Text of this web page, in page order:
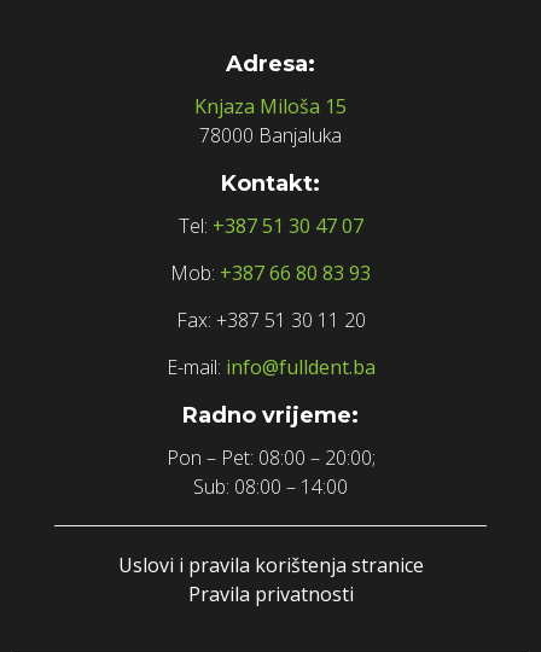
Adresa:
Knjaza Miloša 15
78000 Banjaluka
Kontakt:
Tel: +387 51 30 47 07
Mob: +387 66 80 83 93
Fax: +387 51 30 11 20
E-mail: info@fulldent.ba
Radno vrijeme:
Pon – Pet: 08:00 – 20:00;
Sub: 08:00 – 14:00
Uslovi i pravila korištenja stranice
Pravila privatnosti